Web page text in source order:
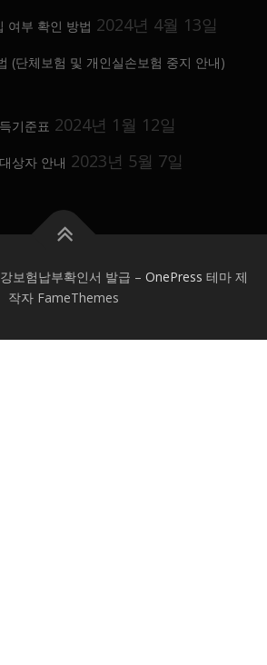
여부 확인 방법 2024년 4월 13일
(단체보험 및 개인실손보험 중지 안내)
기준표 2024년 1월 12일
상자 안내 2023년 5월 7일
보험납부확인서 발급 – OnePress 테마 제
작자 FameThemes